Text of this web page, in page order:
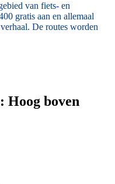
van fiets- en
gratis aan en allemaal
De routes worden
Hoog boven